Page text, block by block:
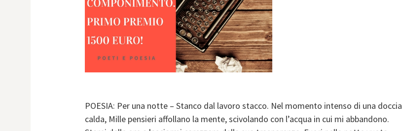
POESIA: Per una notte – Stanco dal lavoro stacco. Nel momento intenso di una doccia
calda, Mille pensieri affollano la mente, scivolando con l’acqua in cui mi abbandono.